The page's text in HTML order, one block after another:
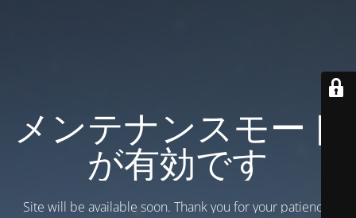
メンテナンスモード
が有効です
Site will be available soon. Thank you for your patience!